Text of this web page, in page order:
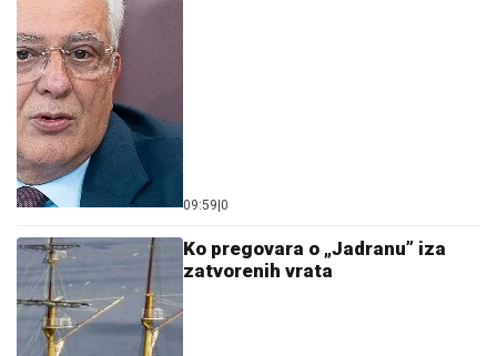
09:59|0
Ko pregovara o „Jadranu” iza
zatvorenih vrata